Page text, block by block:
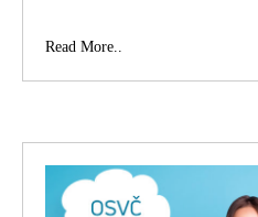
Read More..
začínající
švadlenky